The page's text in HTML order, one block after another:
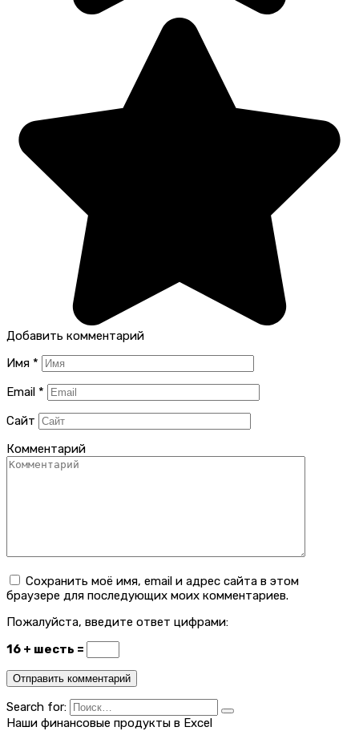
Добавить комментарий
Имя *
Email *
Сайт
Комментарий
Сохранить моё имя, email и адрес сайта в этом
браузере для последующих моих комментариев.
Пожалуйста, введите ответ цифрами:
16 + шесть =
Search for:
Наши финансовые продукты в Excel